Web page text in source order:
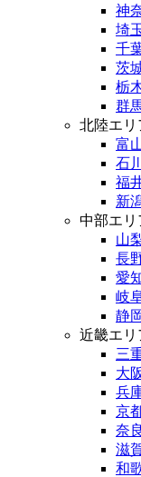
神
埼
千
茨
栃
群
北陸エリ
富
石
福
新
中部エリ
山
長
愛
岐
静
近畿エリ
三
大
兵
京
奈
滋
和